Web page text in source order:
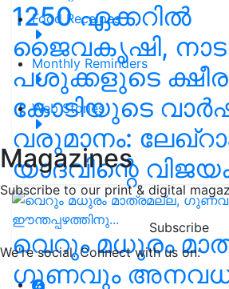
Food Receipes
Monthly Reminders
Web Stories
Magazines
Subscribe to our print & digital
Subscribe
We're social. Connect with us on:
1250 ഏക്കറിൽ
ജൈവകൃഷി,
പശുക്കളുടെ
കോടിയുടെ
വരുമാനം:
യാദവിന്റെ
വെറും മധുരം
ഗുണവും